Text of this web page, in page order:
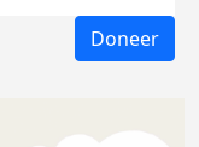
Doneer